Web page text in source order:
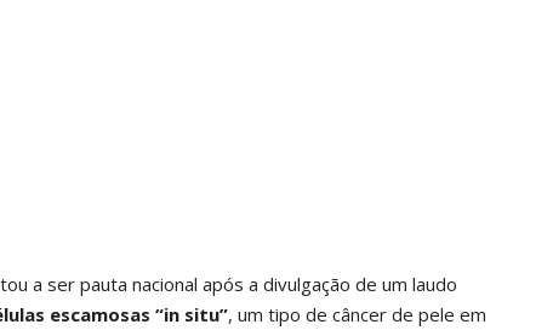
a ser pauta nacional após a divulgação de um laudo
escamosas “in situ”, um tipo de câncer de pele em